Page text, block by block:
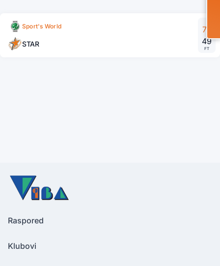
Sport's World
STAR
73
49
FT
Raspored
Klubovi